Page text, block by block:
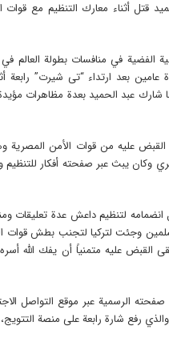
قتل أثناء معارك التنظيم مع
الفضية في منافسات بطولة العالم في
بعد ارتداء “تى شيرت” رابعة
شارك عبد الحميد بعدة مظاهرات
القبض عليه من قوات الأمن المصرية
يبث عبر صفحته أفكار للتنظيم
لتنظيم داعش عدة تعليقات
وجئت لتركيا لتجنب بطش قوات
عليه متمنياً أن يفك الله
الرسمية عبر موقع التواصل
رفع شارة رابعة على منصة